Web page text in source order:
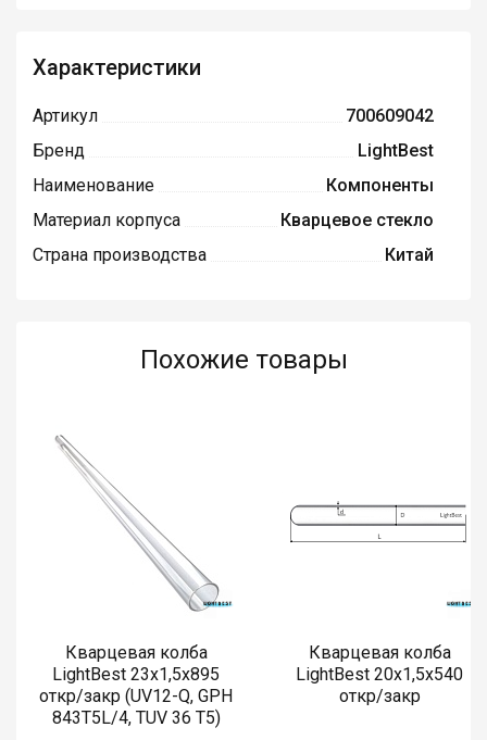
Характеристики
Артикул
700609042
Бренд
LightBest
Наименование
Компоненты
Материал корпуса
Кварцевое стекло
Страна производства
Китай
Похожие товары
Кварцевая колба
LightBest 23x1,5x895
откр/закр (UV12-Q, GPH
843T5L/4, TUV 36 T5)
Кварцевая колба
LightBest 20x1,5x540
откр/закр